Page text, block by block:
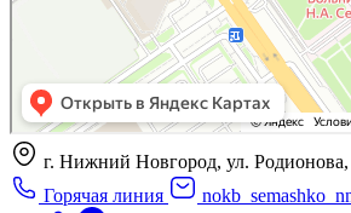
г. Нижний Новгород, ул. Родионова,
Горячая линия